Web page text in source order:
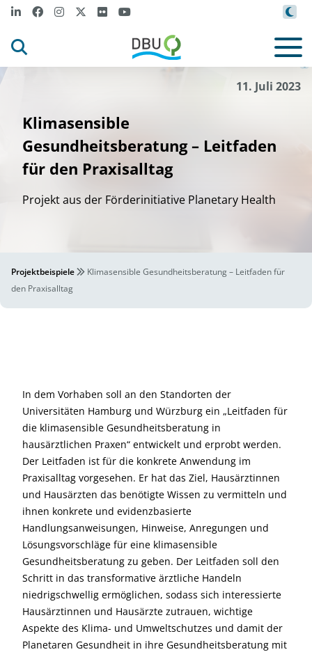
11. Juli 2023
Klimasensible
Gesundheitsberatung – Leitfaden
für den Praxisalltag
Projekt aus der Förderinitiative Planetary Health
Projektbeispiele
Klimasensible Gesundheitsberatung – Leitfaden für
den Praxisalltag
In dem Vorhaben soll an den Standorten der
Universitäten Hamburg und Würzburg ein „Leitfaden für
die klimasensible Gesundheitsberatung in
hausärztlichen Praxen“ entwickelt und erprobt werden.
Der Leitfaden ist für die konkrete Anwendung im
Praxisalltag vorgesehen. Er hat das Ziel, Hausärztinnen
und Hausärzten das benötigte Wissen zu vermitteln und
ihnen konkrete und evidenzbasierte
Handlungsanweisungen, Hinweise, Anregungen und
Lösungsvorschläge für eine klimasensible
Gesundheitsberatung zu geben. Der Leitfaden soll den
Schritt in das transformative ärztliche Handeln
niedrigschwellig ermöglichen, sodass sich interessierte
Hausärztinnen und Hausärzte zutrauen, wichtige
Aspekte des Klima- und Umweltschutzes und damit der
Planetaren Gesundheit in ihre Gesundheitsberatung mit